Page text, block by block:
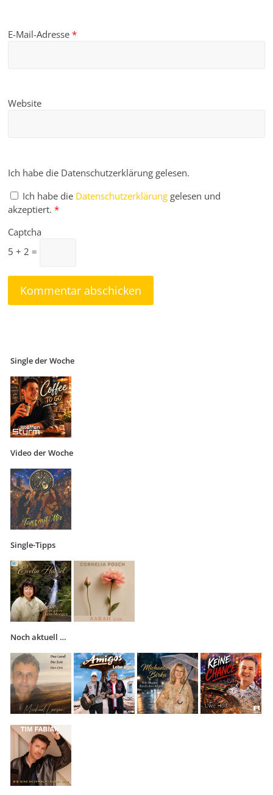
E-Mail-Adresse*
Website
Ich habe die Datenschutzerklärung gelesen.
Ich habe die Datenschutzerklärung gelesen und
akzeptiert. *
Captcha
5 + 2 =
Single der Woche
Video der Woche
Single-Tipps
Noch aktuell …